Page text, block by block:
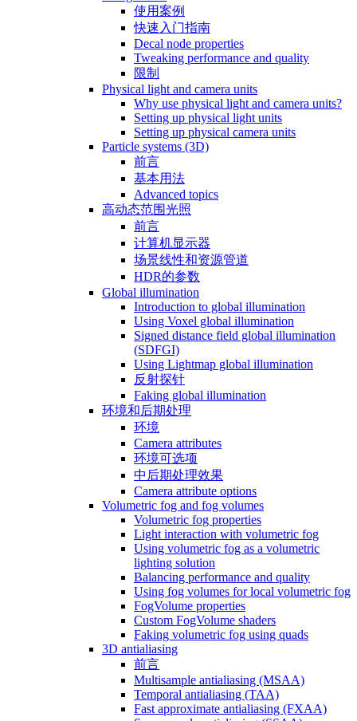
使用案例
快速入门指南
Decal node properties
Tweaking performance and quality
限制
Physical light and camera units
Why use physical light and camera units?
Setting up physical light units
Setting up physical camera units
Particle systems (3D)
前言
基本用法
Advanced topics
高动态范围光照
前言
计算机显示器
场景线性和资源管道
HDR的参数
Global illumination
Introduction to global illumination
Using Voxel global illumination
Signed distance field global illumination
(SDFGI)
Using Lightmap global illumination
反射探针
Faking global illumination
环境和后期处理
环境
Camera attributes
环境可选项
中后期处理效果
Camera attribute options
Volumetric fog and fog volumes
Volumetric fog properties
Light interaction with volumetric fog
Using volumetric fog as a volumetric
lighting solution
Balancing performance and quality
Using fog volumes for local volumetric fog
FogVolume properties
Custom FogVolume shaders
Faking volumetric fog using quads
3D antialiasing
前言
Multisample antialiasing (MSAA)
Temporal antialiasing (TAA)
Fast approximate antialiasing (FXAA)